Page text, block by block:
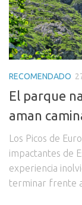
RECOMENDADO
El parque
aman
Los Picos de
impactantes de
experiencia
terminar frente